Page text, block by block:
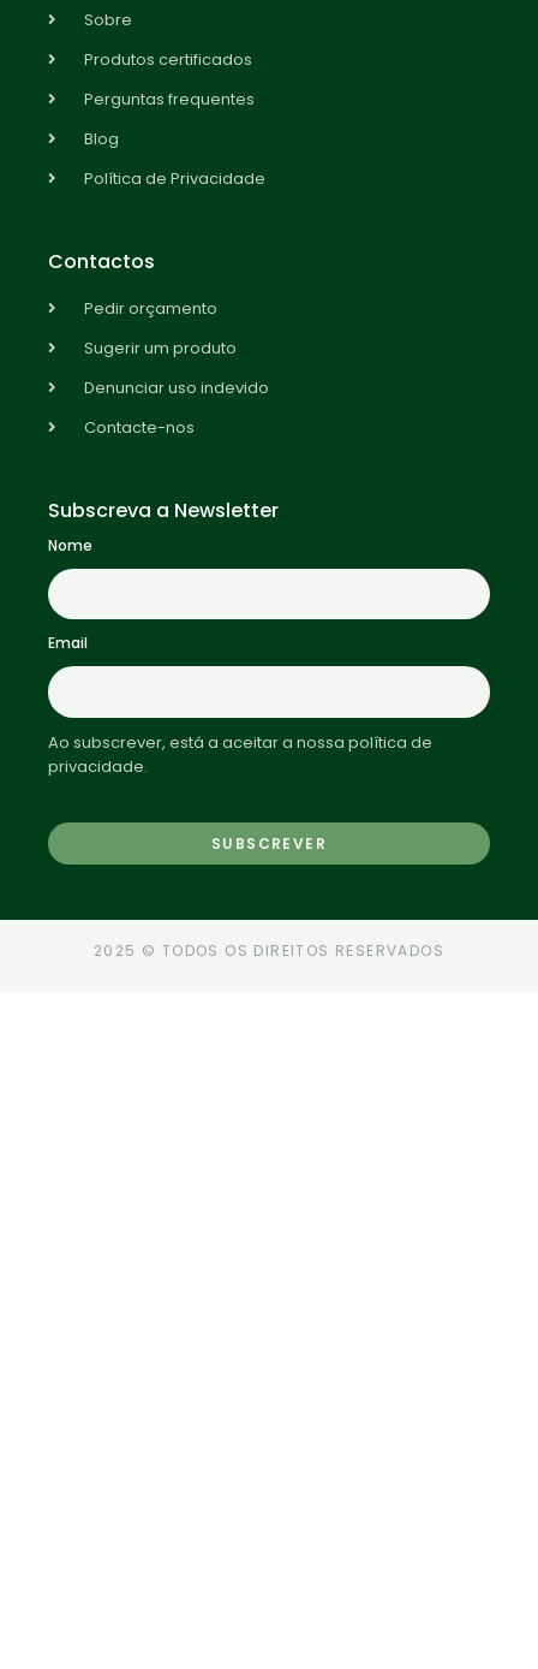
Sobre
Produtos certificados
Perguntas frequentes
Blog
Política de Privacidade
Contactos
Pedir orçamento
Sugerir um produto
Denunciar uso indevido
Contacte-nos
Subscreva a Newsletter
Nome
Email
Ao subscrever, está a aceitar a nossa política de
privacidade.
2025 © TODOS OS DIREITOS RESERVADOS